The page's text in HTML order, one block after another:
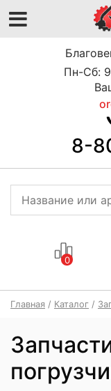
Пн-Сб:
8-
0
Главная / Каталог /